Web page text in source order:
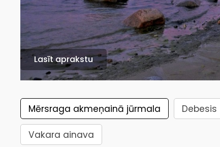
Lasīt aprakstu
Mērsraga akmeņainā jūrmala Debesis
Vakara ainava